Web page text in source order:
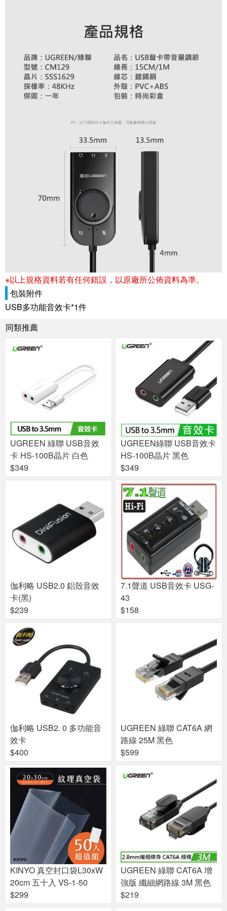
※以上規格資料若有任何錯誤，以原廠所公佈資料為準。
包裝附件
USB多功能音效卡*1件
同類推薦
UGREEN 綠聯 USB音效
卡 HS-100B晶片 白色
$349
UGREEN綠聯 USB音效卡
HS-100B晶片 黑色
$349
伽利略 USB2.0 鋁殼音效
卡(黑)
$239
7.1聲道 USB音效卡 USG-
43
$158
伽利略 USB2. 0 多功能音
效卡
$400
UGREEN 綠聯 CAT6A 網
路線 25M 黑色
$599
KINYO 真空封口袋L30xW
20cm 五十入 VS-1-50
$299
UGREEN 綠聯 CAT6A 增
強版 纖細網路線 3M 黑色
$219